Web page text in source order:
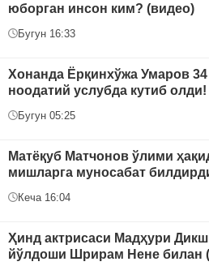
юборган инсон ким? (видео)
Бугун 16:33
Хонанда Ёрқинхўжа Умаров
ноодатий услубда кутиб олди!
Бугун 05:25
Матёқуб Матчонов ўлими
мишларга муносабат
Кеча 16:04
Ҳинд актрисаси Мадҳури
йўлдоши Шрирам Нене билан